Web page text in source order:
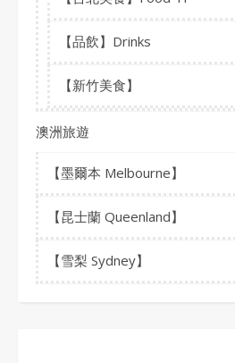
【品飲】Drinks
【新竹美食】
澳洲旅遊
【墨爾本 Melbourne】
【昆士蘭 Queenland】
【雪梨 Sydney】